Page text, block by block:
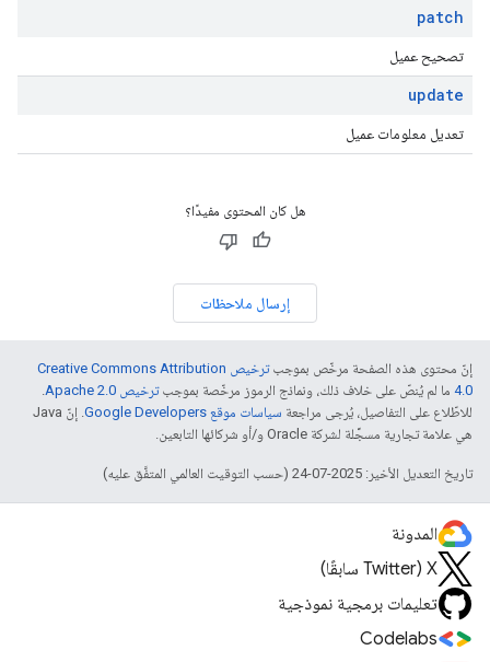
patch
تصحيح عميل
update
تعديل معلومات عميل
هل كان المحتوى مفيدًا؟
إرسال ملاحظات
إنّ محتوى هذه الصفحة مرخّص بموجب
ترخيص Creative Commons Attribution
4.0‏ ما لم يُنصّ على خلاف ذلك، ونماذج الرموز مرخّصة بموجبترخيص Apache 2.0‏
.
للاطّلاع على التفاصيل، يُرجى مراجعة سياسات موقع Google Developers‏
. إنّ Java
هي علامة تجارية مسجَّلة لشركة Oracle و/أو شركائها التابعين.
تاريخ التعديل الأخير: 2025-07-24 (حسب التوقيت العالمي المتفَّق عليه)
المدونة
‫X ‏(Twitter سابقًا)
تعليمات برمجية نموذجية
Codelabs